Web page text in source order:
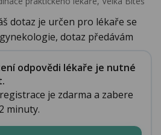
dotaz je určen pro lékaře se
dotaz předávám
odpovědi lékaře je nutné
je zdarma a zabere
minuty.